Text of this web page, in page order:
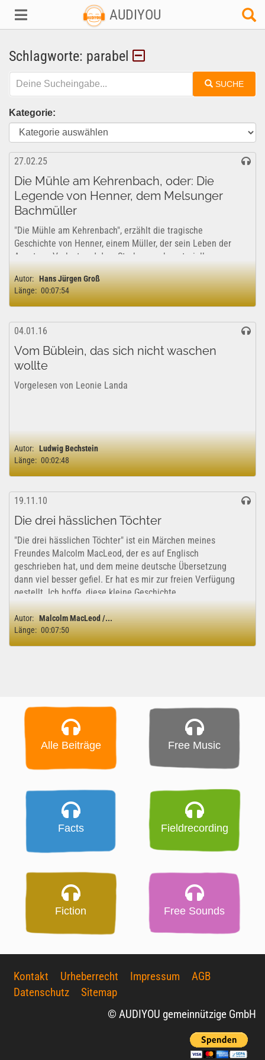
AUDIYOU
Schlagworte: parabel
SUCHE
Kategorie:
27.02.25
Die Mühle am Kehrenbach, oder: Die
Legende von Henner, dem Melsunger
Bachmüller
"Die Mühle am Kehrenbach", erzählt die tragische
Geschichte von Henner, einem Müller, der sein Leben der
Angst vor Verlust und dem Streben nach materieller
Sicherheit opfert. Gefangen im Rhythmus seiner Arbeit,
verpasst er die Freude und Schönheit des...
Autor: Hans Jürgen Groß
Länge: 00:07:54
04.01.16
Vom Büblein, das sich nicht waschen
wollte
Vorgelesen von Leonie Landa
Autor: Ludwig Bechstein
Länge: 00:02:48
19.11.10
Die drei hässlichen Töchter
"Die drei hässlichen Töchter" ist ein Märchen meines
Freundes Malcolm MacLeod, der es auf Englisch
geschrieben hat, und dem meine deutsche Übersetzung
dann viel besser gefiel. Er hat es mir zur freien Verfügung
gestellt. Ich hoffe, diese kleine Geschichte...
Autor: Malcolm MacLeod /...
Länge: 00:07:50
Alle Beiträge Free Music
Facts Fieldrecording
Fiction Free Sounds
Kontakt Urheberrecht Impressum
AGB
Datenschutz
Sitemap
© AUDIYOU gemeinnützige GmbH